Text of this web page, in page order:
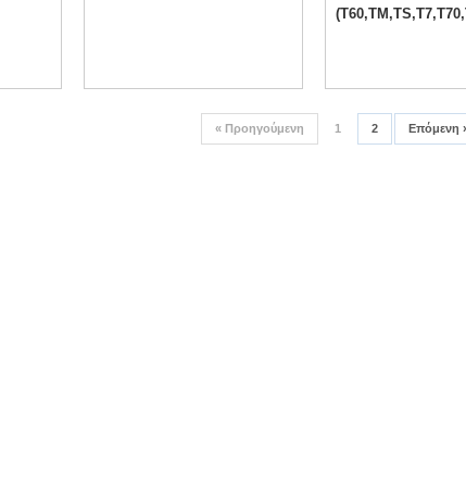
« Προηγούμενη 1 2 Επόμενη